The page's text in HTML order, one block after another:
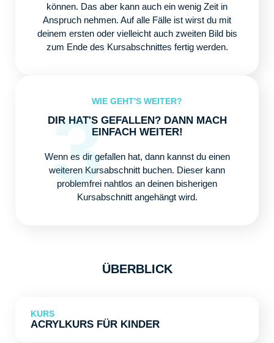
können. Das aber kann auch ein wenig Zeit in
Anspruch nehmen. Auf alle Fälle ist wirst du mit
deinem ersten oder vielleicht auch zweiten Bild bis
zum Ende des Kursabschnittes fertig werden.
WIE GEHT'S WEITER?
DIR HAT'S GEFALLEN? DANN MACH
EINFACH WEITER!
Wenn es dir gefallen hat, dann kannst du einen
weiteren Kursabschnitt buchen. Dieser kann
problemfrei nahtlos an deinen bisherigen
Kursabschnitt angehängt wird.
3
ÜBERBLICK
KURS
ACRYLKURS FÜR KINDER